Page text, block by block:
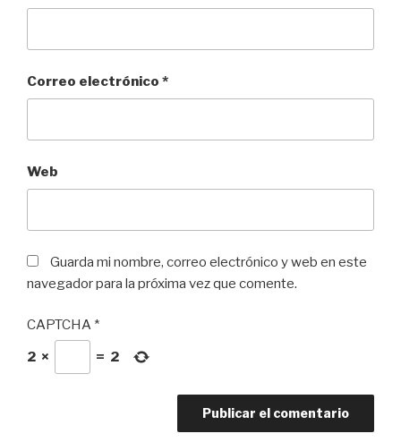
Correo electrónico *
Web
Guarda mi nombre, correo electrónico y web en este
navegador para la próxima vez que comente.
CAPTCHA *
2 × = 2